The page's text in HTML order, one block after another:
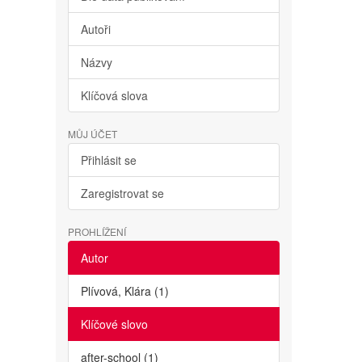
Autoři
Názvy
Klíčová slova
MŮJ ÚČET
Přihlásit se
Zaregistrovat se
PROHLÍŽENÍ
Autor
Plívová, Klára (1)
Klíčové slovo
after-school (1)